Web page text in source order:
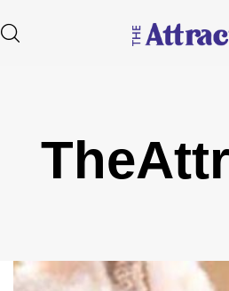
Type and hit enter